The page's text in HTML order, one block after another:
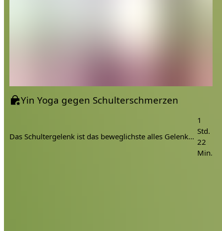
Yin Yoga gegen Schulterschmerzen
Das Schultergelenk ist das beweglichste alles Gelenke, weil es keine tiefe Gelenkpfanne besitzt. Es hält den Oberarmknochen durch Muskeln, Sehnen und Bänder in Position. Dadurch ist die Schulter sehr verletzungs- und schmerzanfällig.
1
Std.
22
Min.